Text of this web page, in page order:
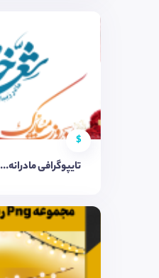
$
تایپوگرافی مادرانه...